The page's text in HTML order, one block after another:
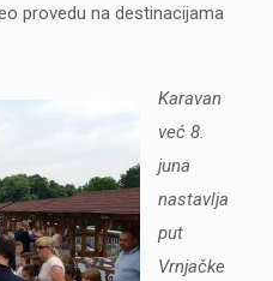
provedu na destinacijama
Karavan
već 8.
juna
nastavlja
put
Vrnjačke